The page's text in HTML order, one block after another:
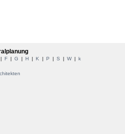
F G H K P S W| k